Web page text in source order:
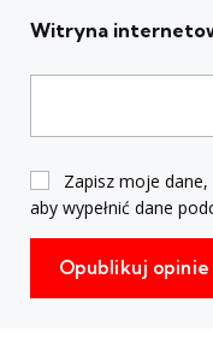
Witryna
Zapisz moje
aby wypełnić dane